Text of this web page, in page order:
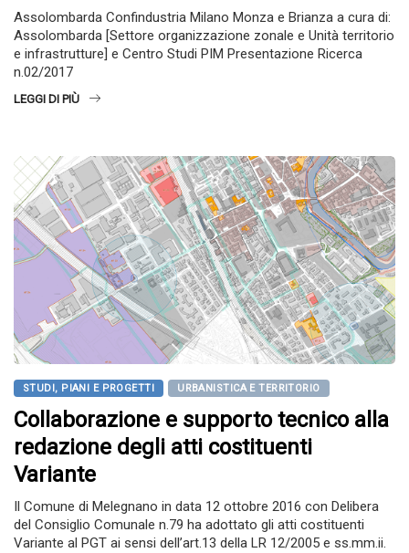
Assolombarda Confindustria Milano Monza e Brianza a cura di:
Assolombarda [Settore organizzazione zonale e Unità territorio
e infrastrutture] e Centro Studi PIM Presentazione Ricerca
n.02/2017
LEGGI DI PIÙ
STUDI, PIANI E PROGETTI URBANISTICA E TERRITORIO
Collaborazione e supporto tecnico alla
redazione degli atti costituenti
Variante
Il Comune di Melegnano in data 12 ottobre 2016 con Delibera
del Consiglio Comunale n.79 ha adottato gli atti costituenti
Variante al PGT ai sensi dell’art.13 della LR 12/2005 e ss.mm.ii.